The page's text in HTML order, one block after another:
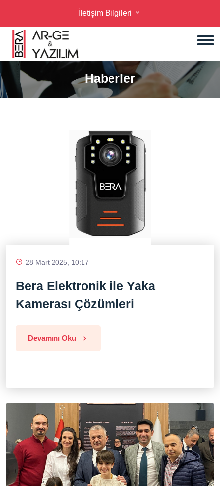
İletişim Bilgileri
Haberler
28 Mart 2025, 10:17
Bera Elektronik ile Yaka
Kamerası Çözümleri
Devamını Oku